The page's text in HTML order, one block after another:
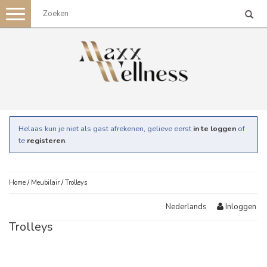
Toggle
navigation
Helaas kun je niet als gast afrekenen, gelieve eerst in te loggen of
te registeren.
Home / Meubilair /Trolleys
Nederlands Inloggen
Trolleys